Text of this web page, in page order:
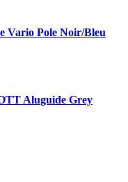
Vario Pole Noir/Bleu
Aluguide Grey